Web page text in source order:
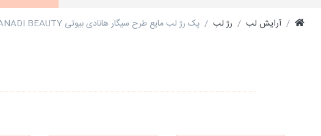
آرایش لب رژ لب پک رژ لب مایع طرح سیگار هانادی بیوتی HANADI BEAUTY